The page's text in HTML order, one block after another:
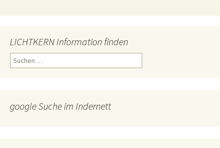
LICHTKERN Information finden
Suchen
nach:
google Suche im Indernett